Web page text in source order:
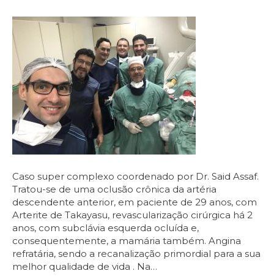
Caso super complexo coordenado por Dr. Said Assaf.
Tratou-se de uma oclusão crônica da artéria
descendente anterior, em paciente de 29 anos, com
Arterite de Takayasu, revascularização cirúrgica há 2
anos, com subclávia esquerda ocluída e,
consequentemente, a mamária também. Angina
refratária, sendo a recanalização primordial para a sua
melhor qualidade de vida . Na…